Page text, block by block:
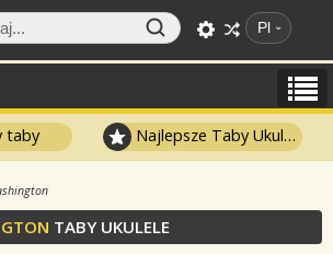
Pl
taby Najlepsze Taby Ukulele
TABY UKULELE